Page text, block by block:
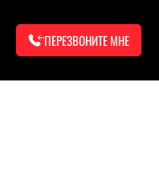
ПЕРЕЗВОНИТЕ МНЕ